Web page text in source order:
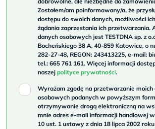
Zostałem/am poinformowany/a, że
dostępu do swoich danych, możliwości
żądania zaprzestania ich przetwarzania.
danych osobowych jest TESTDNA sp. z
Bocheńskiego 38 A, 40-859 Katowice, o
282-27-48, REGON: 243413225, e-mail:
tel.: 665 761 161. Więcej informacji
naszej polityce prywatności.
Wyrażam zgodę na przetwarzanie moich
osobowych podanych w powyższym
otrzymywanie drogą elektroniczną na
mnie adres e-mail informacji handlowej
10 ust. 1 ustawy z dnia 18 lipca 2002